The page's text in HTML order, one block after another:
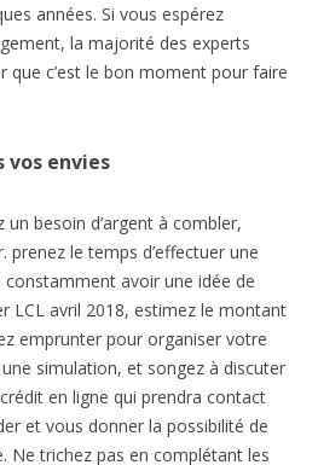
années. Si vous espérez
la majorité des experts
que c’est le bon moment pour faire
vos envies
besoin d’argent à combler,
prenez le temps d’effectuer une
avoir une idée de
LCL avril 2018, estimez le montant
emprunter pour organiser votre
une simulation, et songez à discuter
en ligne qui prendra contact
et vous donner la possibilité de
Ne trichez pas en complétant les